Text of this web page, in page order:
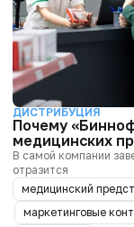
ДИСТРИБУЦИЯ
Почему
медицинских
В самой компании
отразится
медицинский
маркетинговые